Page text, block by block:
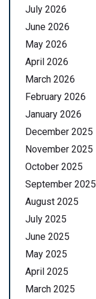
July 2026
June 2026
May 2026
April 2026
March 2026
February 2026
January 2026
December 2025
November 2025
October 2025
September 2025
August 2025
July 2025
June 2025
May 2025
April 2025
March 2025